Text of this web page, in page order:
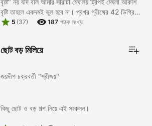
বৃষ্টি" নয় যদি বলি আমার সারাটা মেঘালয় ট্রিপই মেঘলা আকাশ
বৃষ্টি তাহলে একদমই ভুল হবে না। প্রখর গ্রীষ্মের 42 ডিগ্রি
দাবদাহের হাত থেকে সাময়িক ...
 5 (37)  187 পাঠক সংখ্যা
ছোট বড় মিলিয়ে
জয়দীপ চক্রবর্তী "শ্রীজয়"
কিছু ছোট ও বড় গল্প নিয়ে এই সংকলন।